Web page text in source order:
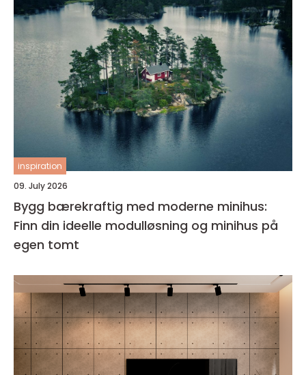
inspiration
09. July 2026
Bygg bærekraftig med moderne minihus:
Finn din ideelle modulløsning og minihus på
egen tomt